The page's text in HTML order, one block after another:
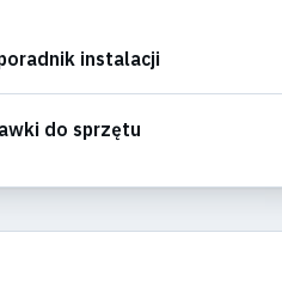
instalacji
do sprzętu